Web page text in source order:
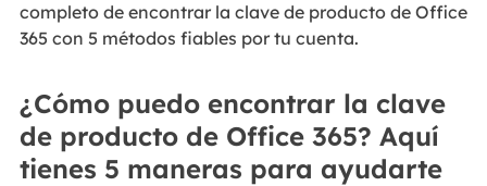
completo de encontrar la clave de producto de Office
365 con 5 métodos fiables por tu cuenta.
¿Cómo puedo encontrar la clave
de producto de Office 365? Aquí
tienes 5 maneras para ayudarte